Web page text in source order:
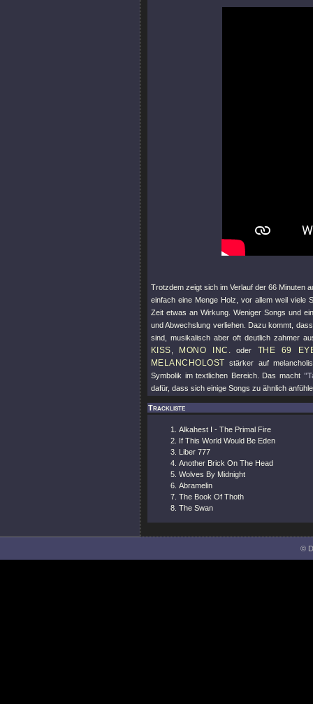
Trotzdem zeigt sich im Verlauf der 66 Minuten
einfach eine Menge Holz, vor allem weil viele
Zeit etwas an Wirkung. Weniger Songs und
und Abwechslung verliehen. Dazu kommt,
sind, musikalisch aber oft deutlich zahmer
KISS MONO INC. oder THE 69
MELANCHOLOST stärker auf
Symbolik im textlichen Bereich. Das macht
dafür, dass sich einige Songs zu ähnlich
Trackliste
Alkahest I - The Primal Fire
If This World Would Be Eden
Liber 777
Another Brick On The Head
Wolves By Midnight
Abramelin
The Book Of Thoth
The Swan
©